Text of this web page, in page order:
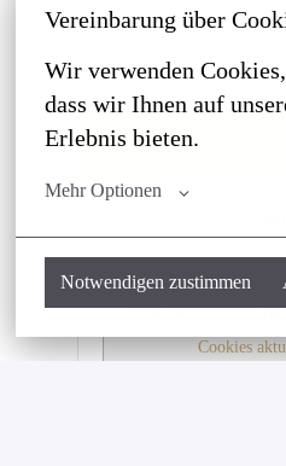
Vereinbarung über
Wir verwenden
dass wir Ihnen auf
Erlebnis bieten.
Mehr Optionen
Notwendigen zustimmen
JETZT
Apply with Indeed
Cookies